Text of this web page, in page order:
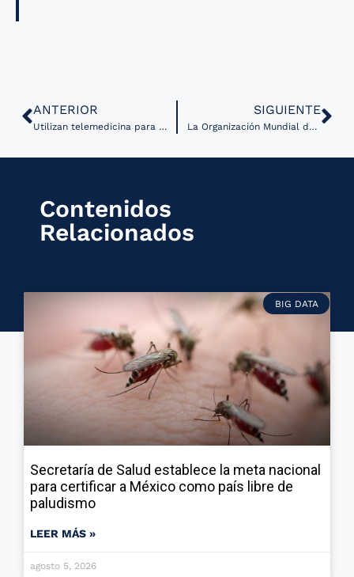
ANTERIOR
Utilizan telemedicina para brindar atención a pacientes con cáncer en el Instituto Nacional de Ciencias Médicas y Nutrición Salvador Zubirán
SIGUIENTE
La Organización Mundial de la Salud lanza campaña digital través de Inteligencia Artificial contra el abuso del tabaco
Contenidos
Relacionados
BIG DATA
Secretaría de Salud establece la meta nacional
para certificar a México como país libre de
paludismo
LEER MÁS »
agosto 5, 2026